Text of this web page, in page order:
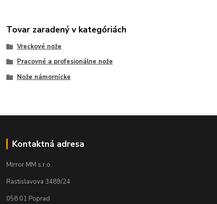
Tovar zaradený v kategóriách
Vreckové nože
Pracovné a profesionálne nože
Nože námornícke
Kontaktná adresa
Mirror MM s.r.o.
Rastislavova 3489/24
058 01 Poprad